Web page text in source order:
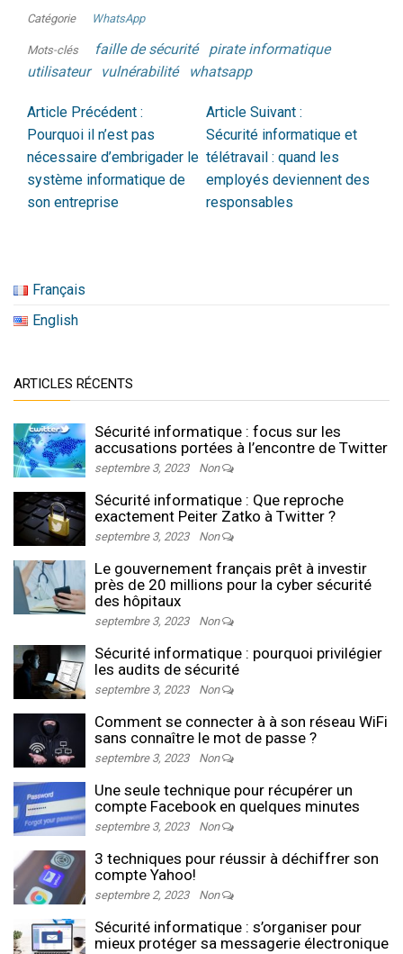
Catégorie WhatsApp
Mots-clés faille de sécurité
pirate informatique
utilisateur
vulnérabilité whatsapp
Article Précédent :
Pourquoi il n’est pas
nécessaire d’embrigader le
système informatique de
son entreprise
Article Suivant :
Sécurité informatique et
télétravail : quand les
employés deviennent des
responsables
Français
English
ARTICLES RÉCENTS
Sécurité informatique : focus sur les
accusations portées à l’encontre de Twitter
septembre 3, 2023 Non
Sécurité informatique : Que reproche
exactement Peiter Zatko à Twitter ?
septembre 3, 2023 Non
Le gouvernement français prêt à investir
près de 20 millions pour la cyber sécurité
des hôpitaux
septembre 3, 2023 Non
Sécurité informatique : pourquoi privilégier
les audits de sécurité
septembre 3, 2023 Non
Comment se connecter à à son réseau WiFi
sans connaître le mot de passe ?
septembre 3, 2023 Non
Une seule technique pour récupérer un
compte Facebook en quelques minutes
septembre 3, 2023 Non
3 techniques pour réussir à déchiffrer son
compte Yahoo!
septembre 2, 2023 Non
Sécurité informatique : s’organiser pour
mieux protéger sa messagerie électronique